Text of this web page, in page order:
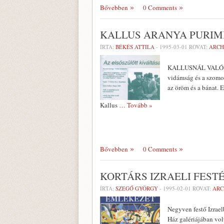
Bővebben 0 Comments
KALLUS ARANYA
ÍRTA: BÉKÉS ATTILA - 1995-03-01 ROVAT:
KALLUSNÁL
vidámság és a
az öröm és a bánat.
Kallus … Tovább »
Bővebben 0 Comments
KORTÁRS IZRAELI
ÍRTA: SZEGŐ GYÖRGY - 1995-02-01 ROVAT:
Negyven festő
Ház galériájában